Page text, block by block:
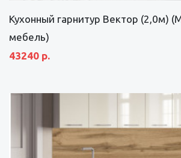
Кухонный гарнитур Вектор (2,0м)
мебель)
43240 р.